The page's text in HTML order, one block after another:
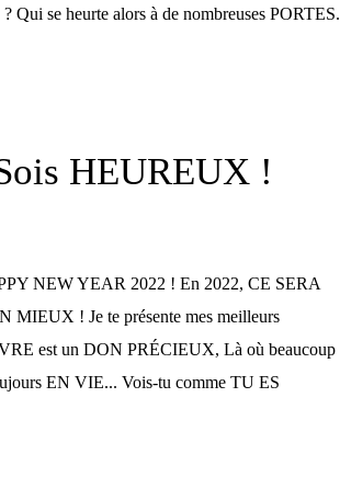
se heurte alors à de nombreuses PORTES.
HEUREUX !
NEW YEAR 2022 ! En 2022, CE SERA
MIEUX ! Je te présente mes meilleurs
est un DON PRÉCIEUX, Là où beaucoup
EN VIE... Vois-tu comme TU ES